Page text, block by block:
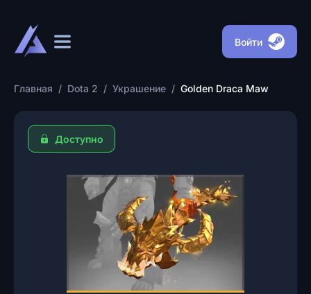
Войти
Главная / Dota 2 / Украшение / Golden Draca Maw
Доступно